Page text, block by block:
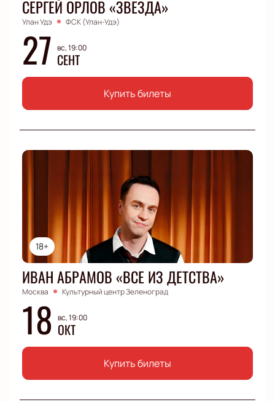
СЕРГЕЙ ОРЛОВ «ЗВЕЗДА»
Улан Удэ ФСК (Улан-Удэ)
27 вс, 19:00
СЕНТ
Купить билеты
18+
ИВАН АБРАМОВ «ВСЕ ИЗ ДЕТСТВА»
Москва Культурный центр Зеленоград
18 вс, 19:00
ОКТ
Купить билеты